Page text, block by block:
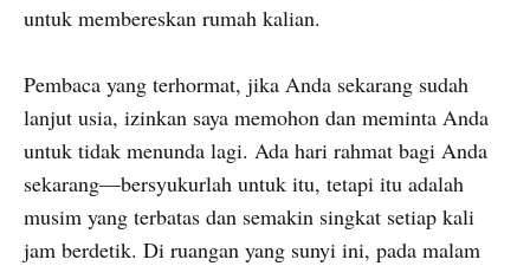
untuk membereskan rumah kalian.
Pembaca yang terhormat, jika Anda sekarang sudah
lanjut usia, izinkan saya memohon dan meminta Anda
untuk tidak menunda lagi. Ada hari rahmat bagi Anda
sekarang—bersyukurlah untuk itu, tetapi itu adalah
musim yang terbatas dan semakin singkat setiap kali
jam berdetik. Di ruangan yang sunyi ini, pada malam